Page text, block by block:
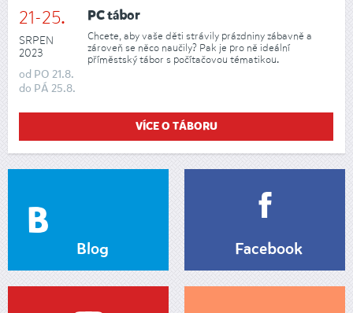
21-25.
SRPEN
2023
od PO 21.8.
do PÁ 25.8.
PC tábor
Chcete, aby vaše děti strávily prázdniny zábavně a
zároveň se něco naučily? Pak je pro ně ideální
příměstský tábor s počítačovou tématikou.
VÍCE O TÁBORU
Blog Facebook